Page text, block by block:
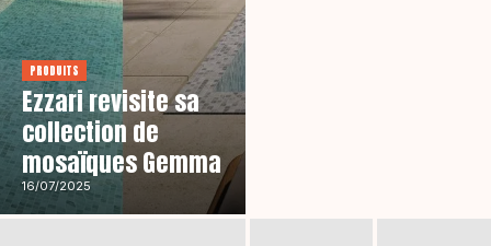
PRODUITS
Ezzari revisite sa
collection de
mosaïques Gemma
16/07/2025